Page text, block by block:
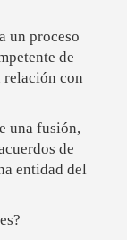
un proceso
de
relación con
una fusión,
de
entidad del